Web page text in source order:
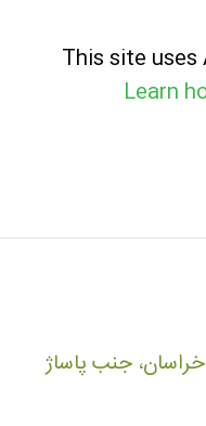
This site
Learn
جنب پاساژ